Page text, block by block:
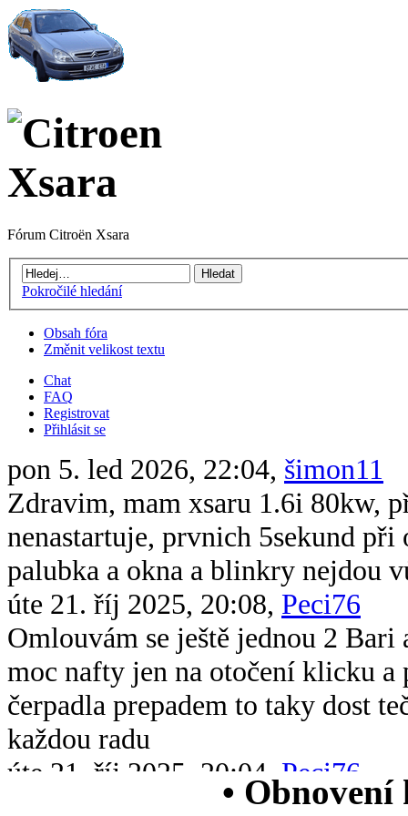
Fórum Citroën Xsara
Pokročilé hledání
Obsah fóra
Změnit velikost textu
Chat
FAQ
Registrovat
Přihlásit se
pon 5. led 2026, 22:04, šimon11
Zdravim, mam xsaru 1.6i 80kw,
nenastartuje, prvnich 5sekund
palubka a okna a blinkry nejdou
úte 21. říj 2025, 20:08, Peci76
Omlouvám se ještě jednou 2 Bari
moc nafty jen na otočení klicku a
čerpadla prepadem to taky dost
každou radu
úte 21. říj 2025, 20:04,Peci76
Dobrý večer všem chtěl bych se
•